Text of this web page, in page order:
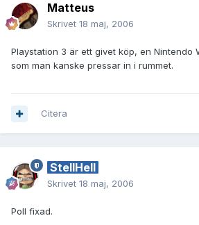
Matteus
Skrivet 18 maj, 2006
Playstation 3 är ett givet köp, en Nintendo
som man kanske pressar in i rummet.
Citera
StellHell
Skrivet 18 maj, 2006
Poll fixad.